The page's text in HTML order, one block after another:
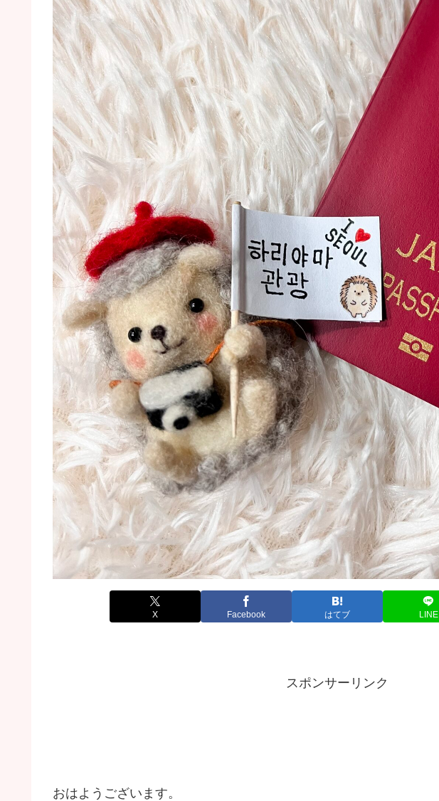
X Facebook はてブ LINE
スポンサーリンク
おはようございます。